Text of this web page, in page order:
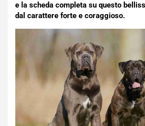
e la scheda completa su questo
dal carattere forte e coraggioso.